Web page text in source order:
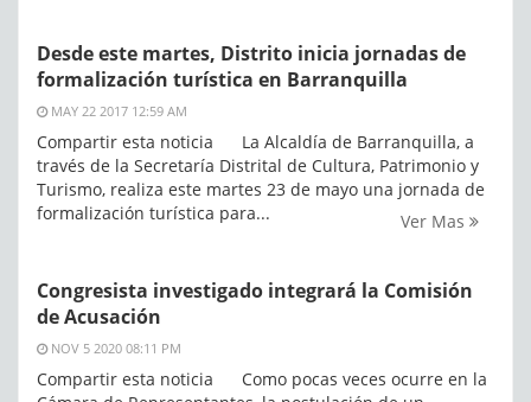
Desde este martes, Distrito inicia jornadas de
formalización turística en Barranquilla
MAY 22 2017 12:59 AM
Compartir esta noticia La Alcaldía de Barranquilla, a
través de la Secretaría Distrital de Cultura, Patrimonio y
Turismo, realiza este martes 23 de mayo una jornada de
formalización turística para...
Ver Mas
Congresista investigado integrará la Comisión
de Acusación
NOV 5 2020 08:11 PM
Compartir esta noticia Como pocas veces ocurre en la